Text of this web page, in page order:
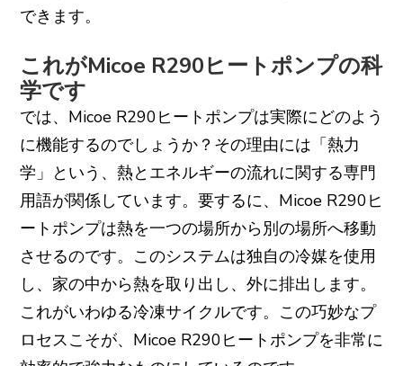
できます。
これがMicoe R290ヒートポンプの科
学です
では、Micoe R290ヒートポンプは実際にどのよう
に機能するのでしょうか？その理由には「熱力
学」という、熱とエネルギーの流れに関する専門
用語が関係しています。要するに、Micoe R290ヒ
ートポンプは熱を一つの場所から別の場所へ移動
させるのです。このシステムは独自の冷媒を使用
し、家の中から熱を取り出し、外に排出します。
これがいわゆる冷凍サイクルです。この巧妙なプ
ロセスこそが、Micoe R290ヒートポンプを非常に